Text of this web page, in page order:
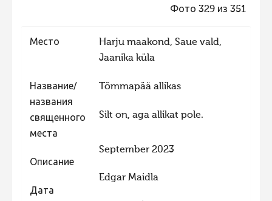
Фотоконкурс 2016
Фотоконкурс 2015
Фотоконкурс 2014
Фотоконкурс 2013
Фотоконкурс 2011
Фотоконкурс 2009
Фото 329 из 351
Место
Harju maakond, Saue vald,
Jaanika küla
Название/
названия
священного
места
Tõmmapää allikas
Описание
Silt on, aga allikat pole.
Дата
September 2023
Edgar Maidla